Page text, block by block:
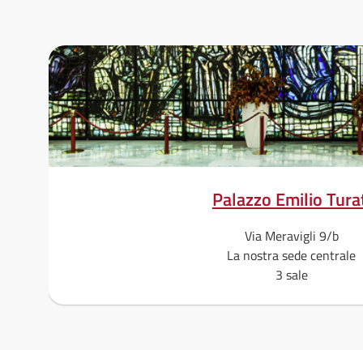
Palazzo Emilio
Via Meravigli 9/b
La nostra sede centrale
3 sale